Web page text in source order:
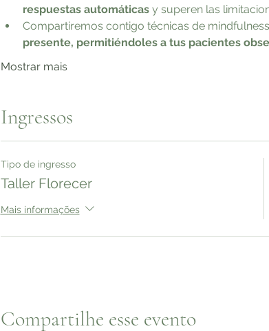
respuestas automáticas y superen las
Compartiremos contigo técnicas de
presente, permitiéndoles a tus pacientes
Mostrar mais
Ingressos
Tipo de ingresso
Taller Florecer
Mais informações
Compartilhe esse evento